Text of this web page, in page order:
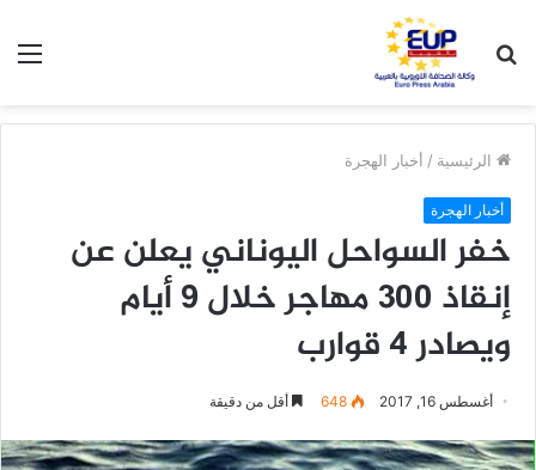
عن
الرئيسية / أخبار الهجرة
أخبار الهجرة
خفر السواحل اليوناني يعلن عن
إنقاذ 300 مهاجر خلال 9 أيام
ويصادر 4 قوارب
أغسطس 16, 2017 648 أقل من دقيقة